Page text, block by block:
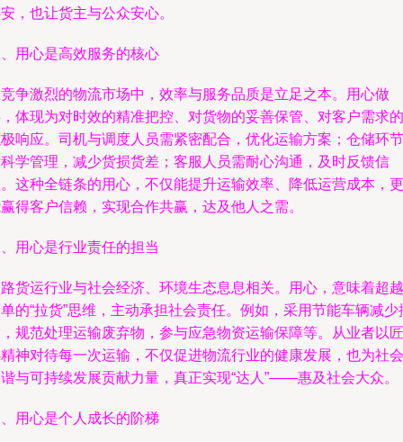
，也让货主与公众安心。
用心是高效服务的核心
争激烈的物流市场中，效率与服务品质是立足之本。用心做
体现为对时效的精准把控、对货物的妥善保管、对客户需求的
响应。司机与调度人员需紧密配合，优化运输方案；仓储环节
学管理，减少货损货差；客服人员需耐心沟通，及时反馈信
这种全链条的用心，不仅能提升运输效率、降低运营成本，更
得客户信赖，实现合作共赢，达及他人之需。
用心是行业责任的担当
货运行业与社会经济、环境生态息息相关。用心，意味着超越
的“拉货”思维，主动承担社会责任。例如，采用节能车辆减少
规范处理运输废弃物，参与应急物资运输保障等。从业者以匠
神对待每一次运输，不仅促进物流行业的健康发展，也为社会
与可持续发展贡献力量，真正实现“达人”——惠及社会大众。
用心是个人成长的阶梯